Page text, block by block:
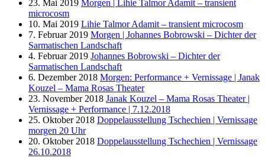
23. Mai 2019 Morgen | Lihie Talmor Adamit – transient
microcosm
10. Mai 2019 Lihie Talmor Adamit – transient microcosm
7. Februar 2019 Morgen | Johannes Bobrowski – Dichter der
Sarmatischen Landschaft
4. Februar 2019 Johannes Bobrowski – Dichter der
Sarmatischen Landschaft
6. Dezember 2018 Morgen: Performance + Vernissage | Janak
Kouzel – Mama Rosas Theater
23. November 2018 Janak Kouzel – Mama Rosas Theater |
Vernissage + Performance | 7.12.2018
25. Oktober 2018 Doppelausstellung Tschechien | Vernissage
morgen 20 Uhr
20. Oktober 2018 Doppelausstellung Tschechien | Vernissage
26.10.2018